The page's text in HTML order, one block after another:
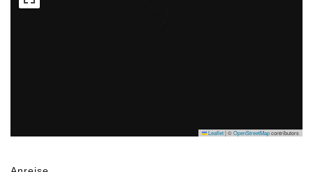
Leaflet|©OpenStreetMapcontributors